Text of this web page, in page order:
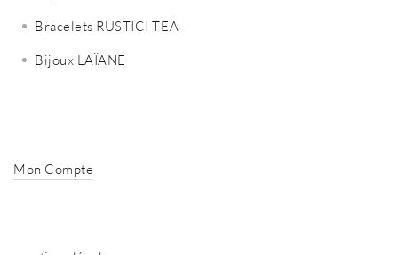
Bracelets RUSTICI TEÄ
Bijoux LAÏANE
Mon Compte